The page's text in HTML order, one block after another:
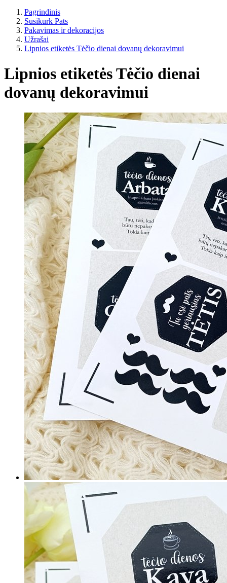
Pagrindinis
Susikurk Pats
Pakavimas ir dekoracijos
Užrašai
Lipnios etiketės Tėčio dienai dovanų dekoravimui
Lipnios etiketės Tėčio dienai
dovanų dekoravimui